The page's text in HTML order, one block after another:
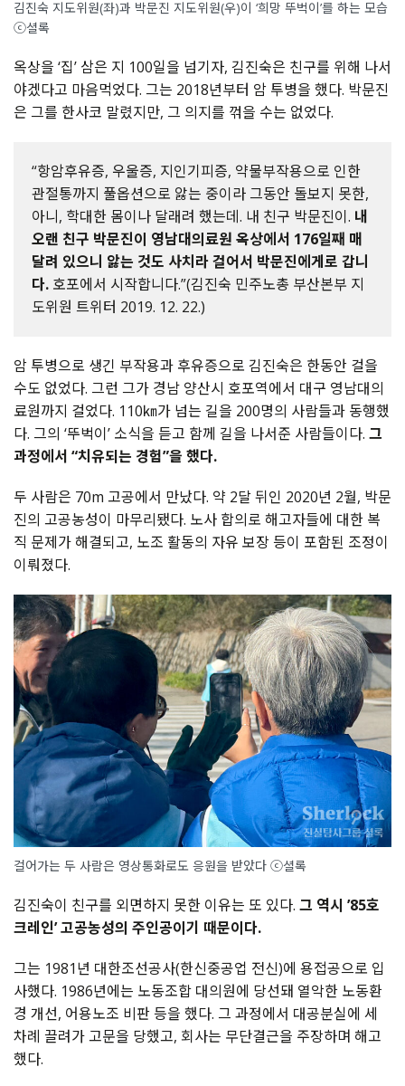
김진숙 지도위원(좌)과 박문진 지도위원(우)이 ‘희망 뚜벅이’를 하는 모습
ⓒ셜록
옥상을 ‘집’ 삼은 지 100일을 넘기자, 김진숙은 친구를 위해 나서
야겠다고 마음먹었다. 그는 2018년부터 암 투병을 했다. 박문진
은 그를 한사코 말렸지만, 그 의지를 꺾을 수는 없었다.
“항암후유증, 우울증, 지인기피증, 약물부작용으로 인한
관절통까지 풀옵션으로 앓는 중이라 그동안 돌보지 못한,
아니, 학대한 몸이나 달래려 했는데. 내 친구 박문진이. 내
오랜 친구 박문진이 영남대의료원 옥상에서 176일째 매
달려 있으니 앓는 것도 사치라 걸어서 박문진에게로 갑니
다. 호포에서 시작합니다.”(김진숙 민주노총 부산본부 지
도위원 트위터 2019. 12. 22.)
암 투병으로 생긴 부작용과 후유증으로 김진숙은 한동안 걸을
수도 없었다. 그런 그가 경남 양산시 호포역에서 대구 영남대의
료원까지 걸었다. 110㎞가 넘는 길을 200명의 사람들과 동행했
다. 그의 ‘뚜벅이’ 소식을 듣고 함께 길을 나서준 사람들이다. 그
과정에서 “치유되는 경험”을 했다.
두 사람은 70m 고공에서 만났다. 약 2달 뒤인 2020년 2월, 박문
진의 고공농성이 마무리됐다. 노사 합의로 해고자들에 대한 복
직 문제가 해결되고, 노조 활동의 자유 보장 등이 포함된 조정이
이뤄졌다.
걸어가는 두 사람은 영상통화로도 응원을 받았다 ⓒ셜록
김진숙이 친구를 외면하지 못한 이유는 또 있다. 그 역시 ’85호
크레인’ 고공농성의 주인공이기 때문이다.
그는 1981년 대한조선공사(한신중공업 전신)에 용접공으로 입
사했다. 1986년에는 노동조합 대의원에 당선돼 열악한 노동환
경 개선, 어용노조 비판 등을 했다. 그 과정에서 대공분실에 세
차례 끌려가 고문을 당했고, 회사는 무단결근을 주장하며 해고
했다.